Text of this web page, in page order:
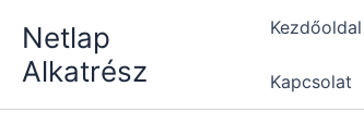
content
Netlap
Alkatrész
Kezdőoldal
Kapcsolat